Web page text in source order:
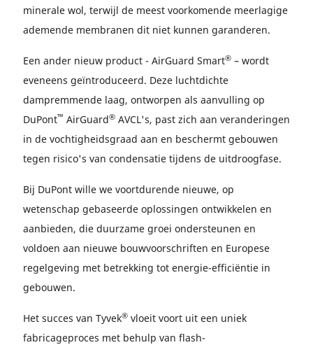
minerale wol, terwijl de meest voorkomende meerlagige
ademende membranen dit niet kunnen garanderen.
Een ander nieuw product - AirGuard Smart® – wordt
eveneens geïntroduceerd. Deze luchtdichte
dampremmende laag, ontworpen als aanvulling op
DuPont™ AirGuard® AVCL's, past zich aan veranderingen
in de vochtigheidsgraad aan en beschermt gebouwen
tegen risico's van condensatie tijdens de uitdroogfase.
Bij DuPont wille we voortdurende nieuwe, op
wetenschap gebaseerde oplossingen ontwikkelen en
aanbieden, die duurzame groei ondersteunen en
voldoen aan nieuwe bouwvoorschriften en Europese
regelgeving met betrekking tot energie-efficiëntie in
gebouwen.
Het succes van Tyvek® vloeit voort uit een uniek
fabricageproces met behulp van flash-